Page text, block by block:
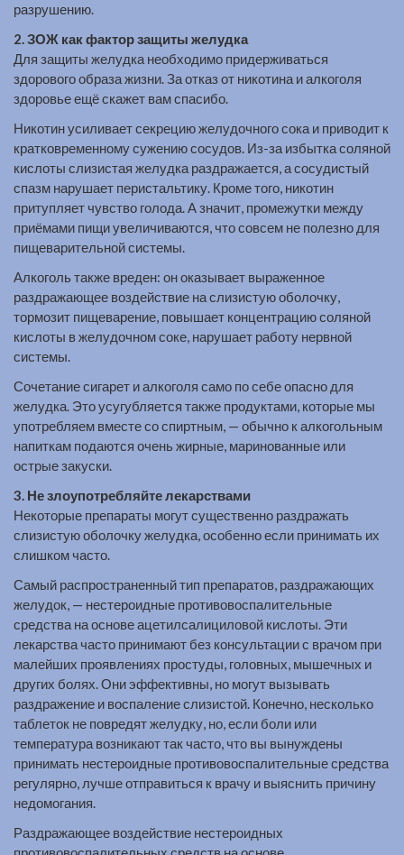
разрушению.
2. ЗОЖ как фактор защиты желудка
Для защиты желудка необходимо придерживаться
здорового образа жизни. За отказ от никотина и алкоголя
здоровье ещё скажет вам спасибо.
Никотин усиливает секрецию желудочного сока и приводит к
кратковременному сужению сосудов. Из-за избытка соляной
кислоты слизистая желудка раздражается, а сосудистый
спазм нарушает перистальтику. Кроме того, никотин
притупляет чувство голода. А значит, промежутки между
приёмами пищи увеличиваются, что совсем не полезно для
пищеварительной системы.
Алкоголь также вреден: он оказывает выраженное
раздражающее воздействие на слизистую оболочку,
тормозит пищеварение, повышает концентрацию соляной
кислоты в желудочном соке, нарушает работу нервной
системы.
Сочетание сигарет и алкоголя само по себе опасно для
желудка. Это усугубляется также продуктами, которые мы
употребляем вместе со спиртным, — обычно к алкогольным
напиткам подаются очень жирные, маринованные или
острые закуски.
3. Не злоупотребляйте лекарствами
Некоторые препараты могут существенно раздражать
слизистую оболочку желудка, особенно если принимать их
слишком часто.
Самый распространенный тип препаратов, раздражающих
желудок, — нестероидные противовоспалительные
средства на основе ацетилсалициловой кислоты. Эти
лекарства часто принимают без консультации с врачом при
малейших проявлениях простуды, головных, мышечных и
других болях. Они эффективны, но могут вызывать
раздражение и воспаление слизистой. Конечно, несколько
таблеток не повредят желудку, но, если боли или
температура возникают так часто, что вы вынуждены
принимать нестероидные противовоспалительные средства
регулярно, лучше отправиться к врачу и выяснить причину
недомогания.
Раздражающее воздействие нестероидных